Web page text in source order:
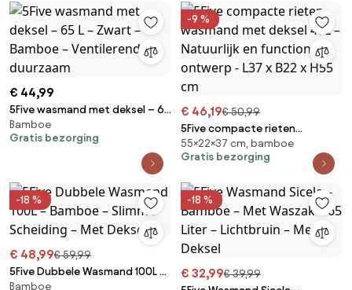
€ 44,99
5Five wasmand met deksel – 65
L – Zwart – Bamboe –
Ventilerend en duurzaam
Bamboe
Gratis bezorging
-9 %
€ 46,19€ 50,99
5Five compacte rieten
wasmand met deksel 40L –
Natuurlijk en functioneel
ontwerp - L37 x B22 x H55 cm
55×22×37 cm, bamboe
Gratis bezorging
-18 %
€ 48,99€ 59,99
5Five Dubbele Wasmand 100L –
Bamboe – Slimme Scheiding –
Bamboe
-18 %
€ 32,99€ 39,99